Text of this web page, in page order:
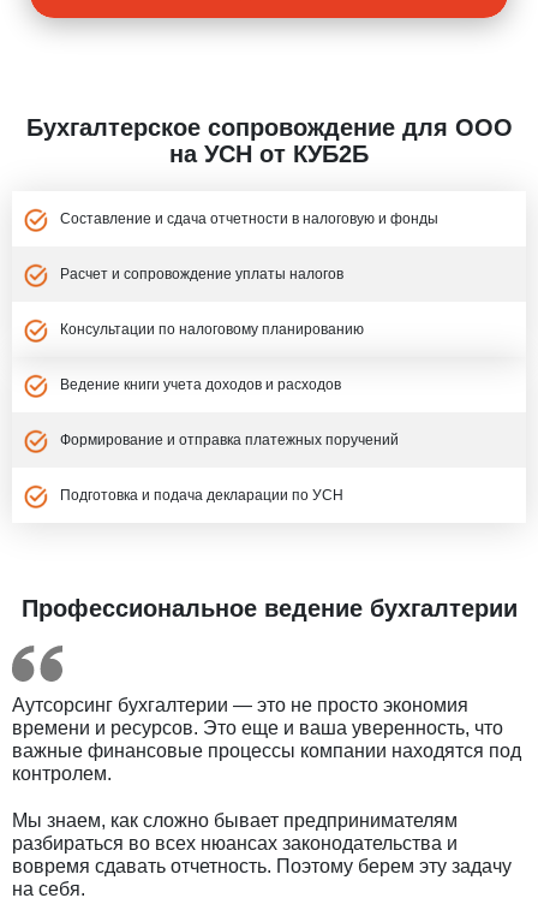
Бухгалтерское сопровождение для ООО
на УСН от КУБ2Б
Составление и сдача отчетности в налоговую и фонды
Расчет и сопровождение уплаты налогов
Консультации по налоговому планированию
Ведение книги учета доходов и расходов
Формирование и отправка платежных поручений
Подготовка и подача декларации по УСН
Профессиональное ведение бухгалтерии
Аутсорсинг бухгалтерии — это не просто экономия
времени и ресурсов. Это еще и ваша уверенность, что
важные финансовые процессы компании находятся под
контролем.
Мы знаем, как сложно бывает предпринимателям
разбираться во всех нюансах законодательства и
вовремя сдавать отчетность. Поэтому берем эту задачу
на себя.